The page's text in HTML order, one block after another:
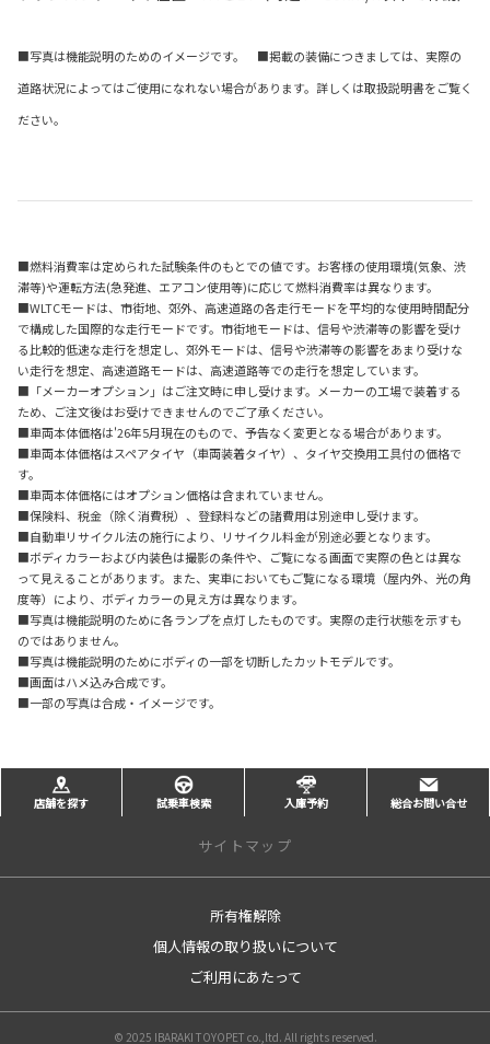
■写真は機能説明のためのイメージです。 ■掲載の装備につきましては、実際の
道路状況によってはご使用になれない場合があります。詳しくは取扱説明書をご覧く
ださい。
■燃料消費率は定められた試験条件のもとでの値です。お客様の使用環境(気象、渋
滞等)や運転方法(急発進、エアコン使用等)に応じて燃料消費率は異なります。
■WLTCモードは、市街地、郊外、高速道路の各走行モードを平均的な使用時間配分
で構成した国際的な走行モードです。市街地モードは、信号や渋滞等の影響を受け
る比較的低速な走行を想定し、郊外モードは、信号や渋滞等の影響をあまり受けな
い走行を想定、高速道路モードは、高速道路等での走行を想定しています。
■「メーカーオプション」はご注文時に申し受けます。メーカーの工場で装着する
ため、ご注文後はお受けできませんのでご了承ください。
■車両本体価格は'26年5月現在のもので、予告なく変更となる場合があります。
■車両本体価格はスペアタイヤ（車両装着タイヤ）、タイヤ交換用工具付の価格で
す。
■車両本体価格にはオプション価格は含まれていません。
■保険料、税金（除く消費税）、登録料などの諸費用は別途申し受けます。
■自動車リサイクル法の施行により、リサイクル料金が別途必要となります。
■ボディカラーおよび内装色は撮影の条件や、ご覧になる画面で実際の色とは異な
って見えることがあります。また、実車においてもご覧になる環境（屋内外、光の角
度等）により、ボディカラーの見え方は異なります。
■写真は機能説明のために各ランプを点灯したものです。実際の走行状態を示すも
のではありません。
■写真は機能説明のためにボディの一部を切断したカットモデルです。
■画面はハメ込み合成です。
■一部の写真は合成・イメージです。
店舗を探す 試乗車検索 入庫予約 総合お問い合せ
サイトマップ
店舗一覧
所有権解除
個人情報の取り扱いについて
ご利用にあたって
© 2025 IBARAKI TOYOPET co.,ltd. All rights reserved.